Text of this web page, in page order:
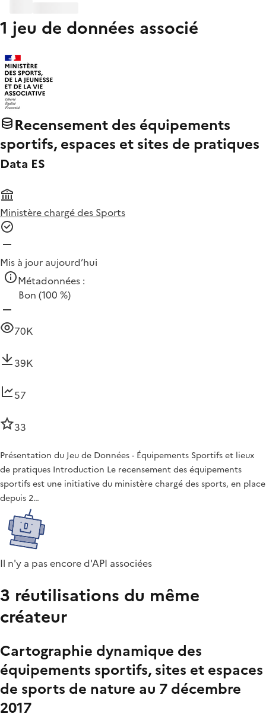
1 jeu de données associé
Recensement des équipements
sportifs, espaces et sites de pratiques
Data ES
Ministère chargé des Sports
Mis à jour aujourd’hui
Métadonnées :
Bon (100 %)
70K
39K
57
33
Présentation du Jeu de Données - Équipements Sportifs et lieux
de pratiques Introduction Le recensement des équipements
sportifs est une initiative du ministère chargé des sports, en place
depuis 2…
Il n'y a pas encore d'API associées
3 réutilisations du même
créateur
Cartographie dynamique des
équipements sportifs, sites et espaces
de sports de nature au 7 décembre
2017